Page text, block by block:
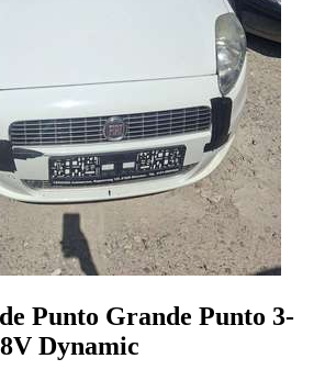
Punto Grande Punto 3-
Dynamic